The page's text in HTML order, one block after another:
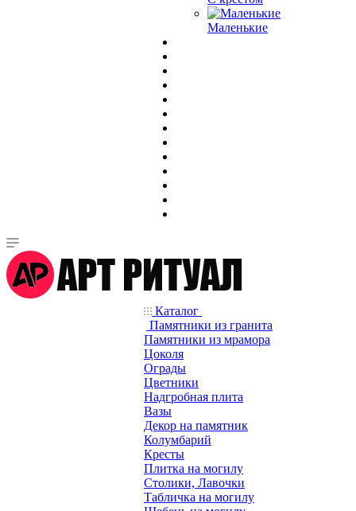
Маленькие
Каталог
Памятники из гранита
Памятники из мрамора
Цоколя
Ограды
Цветники
Надгробная плита
Вазы
Декор на памятник
Колумбарий
Кресты
Плитка на могилу
Столики, Лавочки
Табличка на могилу